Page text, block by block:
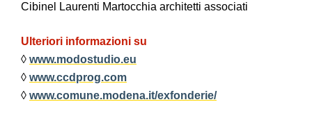
Cibinel Laurenti Martocchia architetti associati
Ulteriori informazioni su
◊ www.modostudio.eu
◊ www.ccdprog.com
◊ www.comune.modena.it/exfonderie/